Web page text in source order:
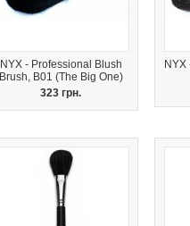
NYX - Professional Blush
Brush, B01 (The Big One)
323 грн.